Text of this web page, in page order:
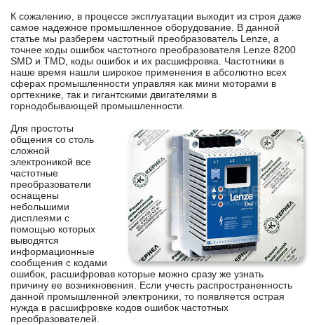
К сожалению, в процессе эксплуатации выходит из строя даже
самое надежное промышленное оборудование. В данной
статье мы разберем частотный преобразователь Lenze, а
точнее коды ошибок частотного преобразователя Lenze 8200
SMD и TMD, коды ошибок и их расшифровка. Частотники в
наше время нашли широкое применения в абсолютно всех
сферах промышленности управляя как мини моторами в
оргтехнике, так и гигантскими двигателями в
горнодобывающей промышленности.
Для простоты
общения со столь
сложной
электроникой все
частотные
преобразователи
оснащены
небольшими
дисплеями с
помощью которых
выводятся
информационные
сообщения с кодами
ошибок, расшифровав которые можно сразу же узнать
причину ее возникновения. Если учесть распространенность
данной промышленной электроники, то появляется острая
нужда в расшифровке кодов ошибок частотных
преобразователей.